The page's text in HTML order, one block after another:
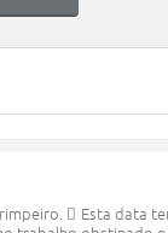
🪎 Esta data